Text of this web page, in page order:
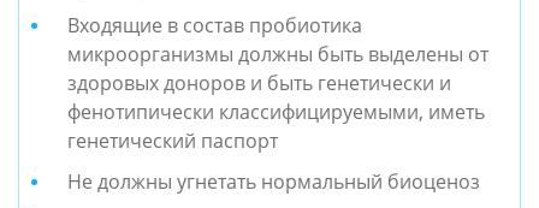
Входящие в состав пробиотика
микроорганизмы должны быть выделены от
здоровых доноров и быть генетически и
фенотипически классифицируемыми, иметь
генетический паспорт
Не должны угнетать нормальный биоценоз